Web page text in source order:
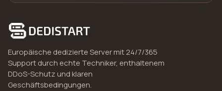
Europäische dedizierte Server mit 24/7/365
Support durch echte Techniker, enthaltenem
DDoS-Schutz und klaren
Geschäftsbedingungen.